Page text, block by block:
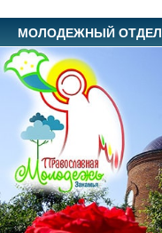
МОЛОДЕЖНЫЙ ОТДЕЛ